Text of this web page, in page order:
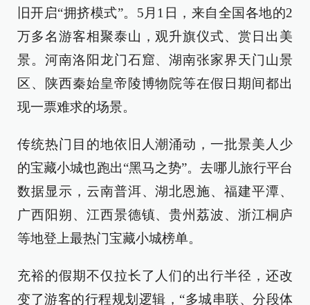
旧开启“拥挤模式”。5月1日，来自全国各地的2
万多名游客相聚泰山，观升旗仪式、赏日出美
景。河南洛阳龙门石窟、湖南张家界天门山景
区、陕西秦始皇帝陵博物院等在假日期间都出
现一票难求的场景。
传统热门目的地依旧人潮涌动，一批景美人少
的宝藏小城也跑出“黑马之势”。去哪儿旅行平台
数据显示，云南普洱、湖北恩施、福建平潭、
广西阳朔、江西景德镇、贵州荔波、浙江桐庐
等地登上最热门宝藏小城榜单。
充裕的假期不仅拉长了人们的出行半径，还改
变了游客的行程规划逻辑，“多城串联、分段体